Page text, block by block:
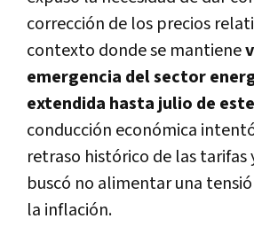
corrección de los precios
contexto donde se mantiene
emergencia del sector
extendida hasta julio de
conducción económica
retraso histórico de las tarifas
buscó no alimentar una
la inflación.